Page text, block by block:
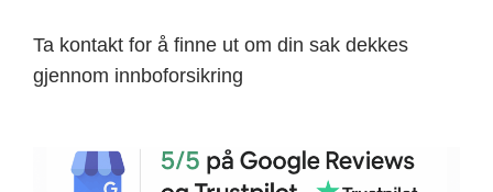
Ta kontakt for å finne ut om din sak dekkes
gjennom innboforsikring